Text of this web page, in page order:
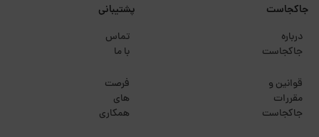
جاکجاست
درباره
جاکجاست
قوانین و
مقررات
جاکجاست
پشتیبانی
تماس
با ما
فرصت
های
همکاری